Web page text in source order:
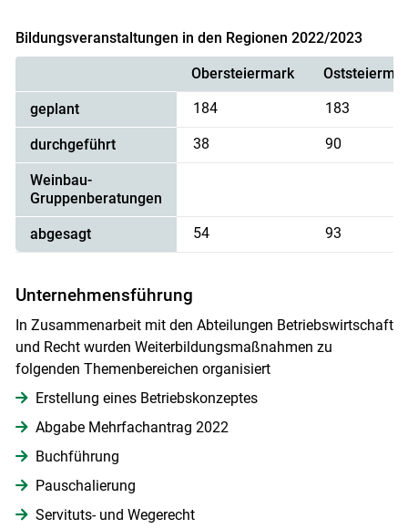
Bildungsveranstaltungen in den Regionen 2022/2023
Obersteiermark
geplant 184 183
durchgeführt 38 90
Weinbau-
Gruppenberatungen
abgesagt 54 93
Unternehmensführung
In Zusammenarbeit mit den Abteilungen Betriebswirtschaft
und Recht wurden Weiterbildungsmaßnahmen zu
folgenden Themenbereichen organisiert
Erstellung eines Betriebskonzeptes
Abgabe Mehrfachantrag 2022
Buchführung
Pauschalierung
Servituts- und Wegerecht